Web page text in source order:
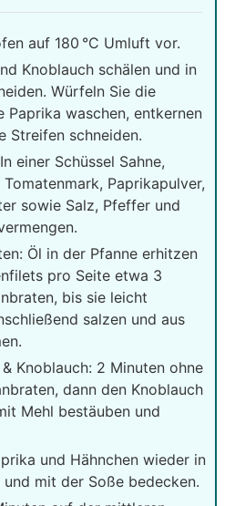
auf 180 °C Umluft vor.
Knoblauch schälen und in
Würfeln Sie die
Paprika waschen, entkernen
Streifen schneiden.
einer Schüssel Sahne,
Tomatenmark, Paprikapulver,
sowie Salz, Pfeffer und
Öl in der Pfanne erhitzen
pro Seite etwa 3
bis sie leicht
salzen und aus
Knoblauch: 2 Minuten ohne
dann den Knoblauch
Mehl bestäuben und
und Hähnchen wieder in
mit der Soße bedecken.